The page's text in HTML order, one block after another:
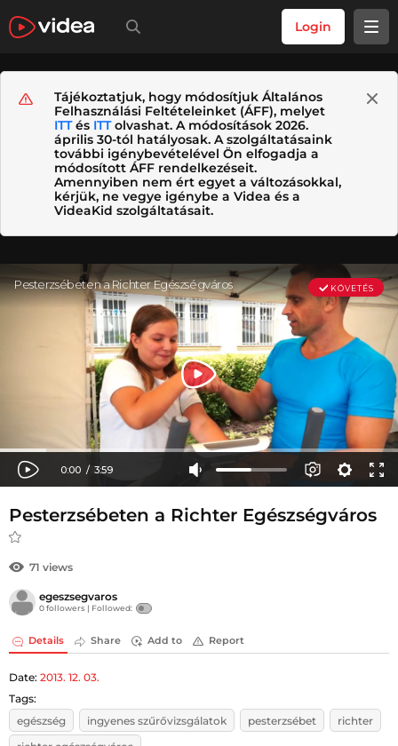
Login
Tájékoztatjuk, hogy módosítjuk Általános
Felhasználási Feltételeinket (ÁFF), melyet
ITTés ITTolvashat. A módosítások 2026.
április 30-tól hatályosak. A szolgáltatásaink
további igénybevételével Ön elfogadja a
módosított ÁFF rendelkezéseit.
Amennyiben nem ért egyet a változásokkal,
kérjük, ne vegye igénybe a Videa és a
VideaKid szolgáltatásait.
Pesterzsébeten a Richter Egészségváros
71 views
egeszsegvaros
0 followers | Followed:
Details Share Add to Report
Date: 2013. 12. 03.
Tags:
egészség
ingyenes szűrővizsgálatok pesterzsébet
richter